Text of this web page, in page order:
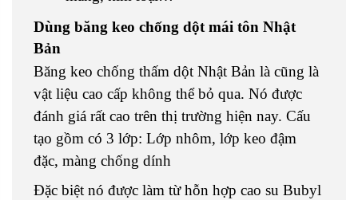
Dùng băng keo chống dột mái tôn Nhật
Bản
Băng keo chống thấm dột Nhật Bản là cũng là
vật liệu cao cấp không thể bỏ qua. Nó được
đánh giá rất cao trên thị trường hiện nay. Cấu
tạo gồm có 3 lớp: Lớp nhôm, lớp keo đậm
đặc, màng chống dính
Đặc biệt nó được làm từ hỗn hợp cao su Bubyl